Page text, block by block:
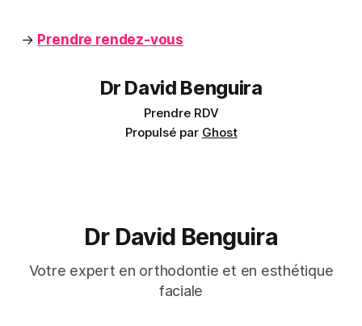
→ Prendre rendez-vous
Dr David Benguira
Prendre RDV
Propulsé par Ghost
Dr David Benguira
Votre expert en orthodontie et en esthétique
faciale